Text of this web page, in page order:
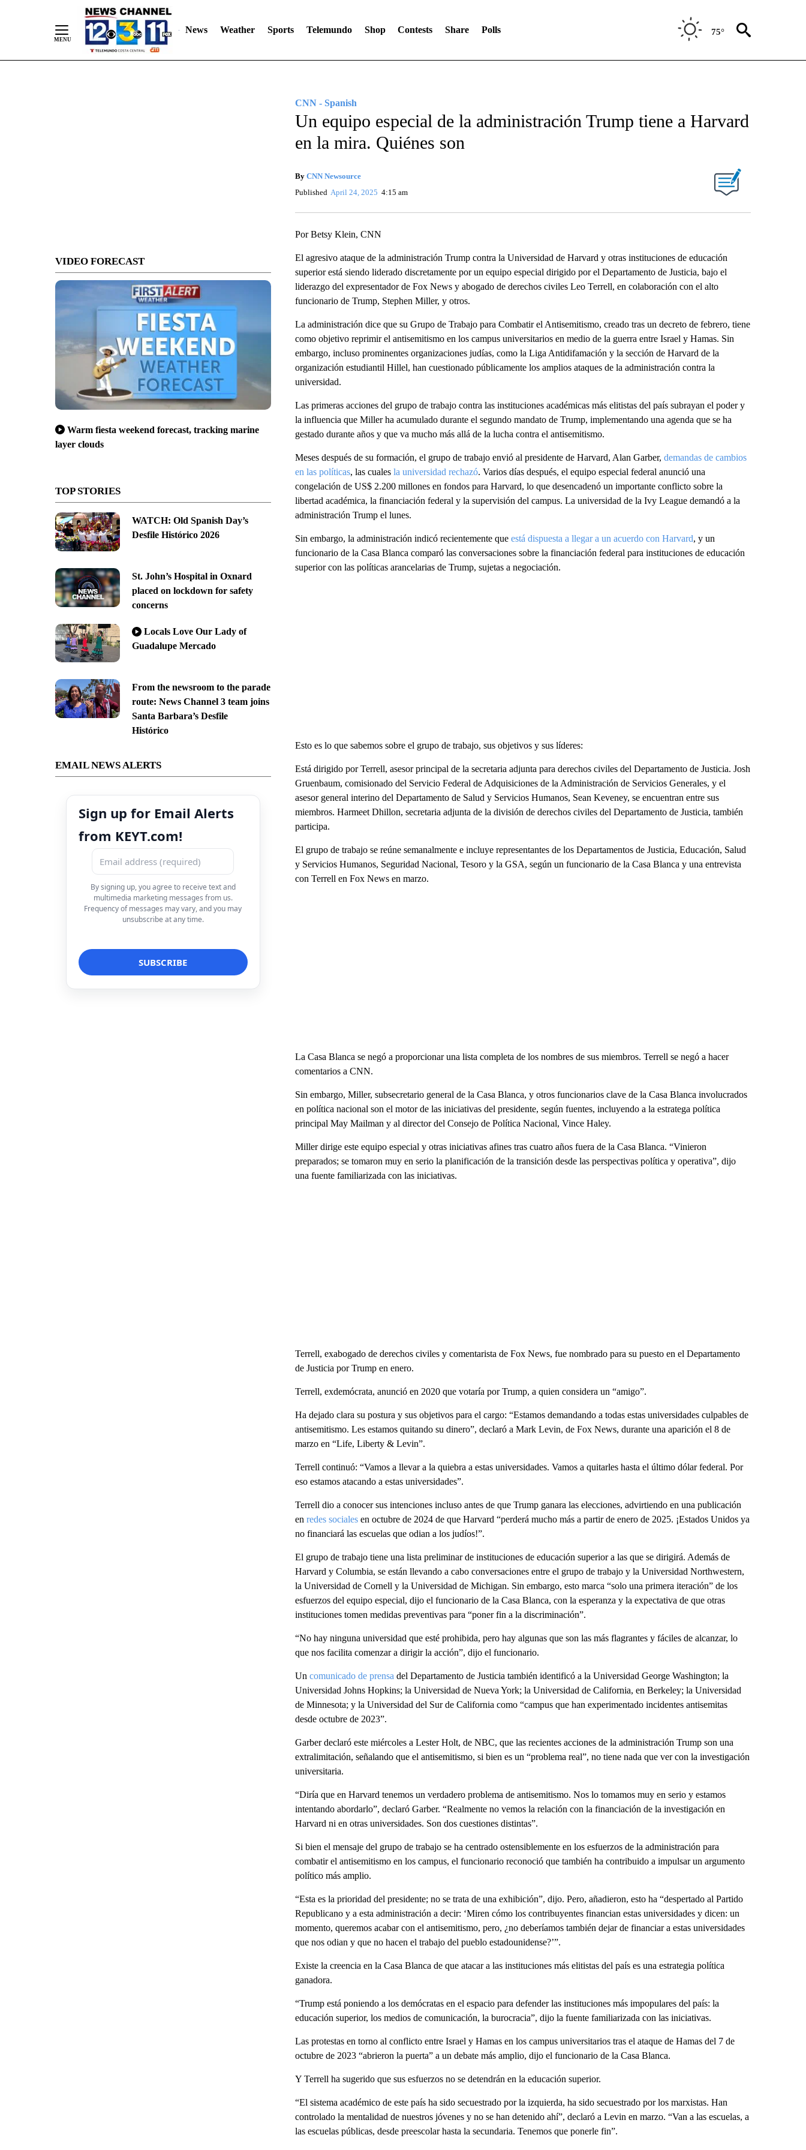
News Weather Sports Telemundo Shop Contests Share Polls 75°
VIDEO FORECAST
Warm fiesta weekend forecast, tracking marine
layer clouds
TOP STORIES
WATCH: Old Spanish Day’s
Desfile Histórico 2026
St. John’s Hospital in Oxnard
placed on lockdown for safety
concerns
Locals Love Our Lady of
Guadalupe Mercado
From the newsroom to the parade
route: News Channel 3 team joins
Santa Barbara’s Desfile
Histórico
EMAIL NEWS ALERTS
Sign up for Email Alerts
from KEYT.com!
By signing up, you agree to receive text and
multimedia marketing messages from us.
Frequency of messages may vary, and you may
unsubscribe at any time.
CNN - Spanish
Un equipo especial de la administración Trump tiene a Harvard
en la mira. Quiénes son
By CNN Newsource
Published April 24, 2025 4:15 am
Por Betsy Klein, CNN
El agresivo ataque de la administración Trump contra la Universidad de Harvard y otras instituciones de educación
superior está siendo liderado discretamente por un equipo especial dirigido por el Departamento de Justicia, bajo el
liderazgo del expresentador de Fox News y abogado de derechos civiles Leo Terrell, en colaboración con el alto
funcionario de Trump, Stephen Miller, y otros.
La administración dice que su Grupo de Trabajo para Combatir el Antisemitismo, creado tras un decreto de febrero, tiene
como objetivo reprimir el antisemitismo en los campus universitarios en medio de la guerra entre Israel y Hamas. Sin
embargo, incluso prominentes organizaciones judías, como la Liga Antidifamación y la sección de Harvard de la
organización estudiantil Hillel, han cuestionado públicamente los amplios ataques de la administración contra la
universidad.
Las primeras acciones del grupo de trabajo contra las instituciones académicas más elitistas del país subrayan el poder y
la influencia que Miller ha acumulado durante el segundo mandato de Trump, implementando una agenda que se ha
gestado durante años y que va mucho más allá de la lucha contra el antisemitismo.
Meses después de su formación, el grupo de trabajo envió al presidente de Harvard, Alan Garber, demandas de cambios
en las políticas, las cuales la universidad rechazó. Varios días después, el equipo especial federal anunció una
congelación de US$ 2.200 millones en fondos para Harvard, lo que desencadenó un importante conflicto sobre la
libertad académica, la financiación federal y la supervisión del campus. La universidad de la Ivy League demandó a la
administración Trump el lunes.
Sin embargo, la administración indicó recientemente queestá dispuesta a llegar a un acuerdo con Harvard, y un
funcionario de la Casa Blanca comparó las conversaciones sobre la financiación federal para instituciones de educación
superior con las políticas arancelarias de Trump, sujetas a negociación.
Esto es lo que sabemos sobre el grupo de trabajo, sus objetivos y sus líderes:
Está dirigido por Terrell, asesor principal de la secretaria adjunta para derechos civiles del Departamento de Justicia. Josh
Gruenbaum, comisionado del Servicio Federal de Adquisiciones de la Administración de Servicios Generales, y el
asesor general interino del Departamento de Salud y Servicios Humanos, Sean Keveney, se encuentran entre sus
miembros. Harmeet Dhillon, secretaria adjunta de la división de derechos civiles del Departamento de Justicia, también
participa.
El grupo de trabajo se reúne semanalmente e incluye representantes de los Departamentos de Justicia, Educación, Salud
y Servicios Humanos, Seguridad Nacional, Tesoro y la GSA, según un funcionario de la Casa Blanca y una entrevista
con Terrell en Fox News en marzo.
La Casa Blanca se negó a proporcionar una lista completa de los nombres de sus miembros. Terrell se negó a hacer
comentarios a CNN.
Sin embargo, Miller, subsecretario general de la Casa Blanca, y otros funcionarios clave de la Casa Blanca involucrados
en política nacional son el motor de las iniciativas del presidente, según fuentes, incluyendo a la estratega política
principal May Mailman y al director del Consejo de Política Nacional, Vince Haley.
Miller dirige este equipo especial y otras iniciativas afines tras cuatro años fuera de la Casa Blanca. “Vinieron
preparados; se tomaron muy en serio la planificación de la transición desde las perspectivas política y operativa”, dijo
una fuente familiarizada con las iniciativas.
Terrell, exabogado de derechos civiles y comentarista de Fox News, fue nombrado para su puesto en el Departamento
de Justicia por Trump en enero.
Terrell, exdemócrata, anunció en 2020 que votaría por Trump, a quien considera un “amigo”.
Ha dejado clara su postura y sus objetivos para el cargo: “Estamos demandando a todas estas universidades culpables de
antisemitismo. Les estamos quitando su dinero”, declaró a Mark Levin, de Fox News, durante una aparición el 8 de
marzo en “Life, Liberty & Levin”.
Terrell continuó: “Vamos a llevar a la quiebra a estas universidades. Vamos a quitarles hasta el último dólar federal. Por
eso estamos atacando a estas universidades”.
Terrell dio a conocer sus intenciones incluso antes de que Trump ganara las elecciones, advirtiendo en una publicación
en redes socialesen octubre de 2024 de que Harvard “perderá mucho más a partir de enero de 2025. ¡Estados Unidos ya
no financiará las escuelas que odian a los judíos!”.
El grupo de trabajo tiene una lista preliminar de instituciones de educación superior a las que se dirigirá. Además de
Harvard y Columbia, se están llevando a cabo conversaciones entre el grupo de trabajo y la Universidad Northwestern,
la Universidad de Cornell y la Universidad de Michigan. Sin embargo, esto marca “solo una primera iteración” de los
esfuerzos del equipo especial, dijo el funcionario de la Casa Blanca, con la esperanza y la expectativa de que otras
instituciones tomen medidas preventivas para “poner fin a la discriminación”.
“No hay ninguna universidad que esté prohibida, pero hay algunas que son las más flagrantes y fáciles de alcanzar, lo
que nos facilita comenzar a dirigir la acción”, dijo el funcionario.
Un comunicado de prensa del Departamento de Justicia también identificó a la Universidad George Washington; la
Universidad Johns Hopkins; la Universidad de Nueva York; la Universidad de California, en Berkeley; la Universidad
de Minnesota; y la Universidad del Sur de California como “campus que han experimentado incidentes antisemitas
desde octubre de 2023”.
Garber declaró este miércoles a Lester Holt, de NBC, que las recientes acciones de la administración Trump son una
extralimitación, señalando que el antisemitismo, si bien es un “problema real”, no tiene nada que ver con la investigación
universitaria.
“Diría que en Harvard tenemos un verdadero problema de antisemitismo. Nos lo tomamos muy en serio y estamos
intentando abordarlo”, declaró Garber. “Realmente no vemos la relación con la financiación de la investigación en
Harvard ni en otras universidades. Son dos cuestiones distintas”.
Si bien el mensaje del grupo de trabajo se ha centrado ostensiblemente en los esfuerzos de la administración para
combatir el antisemitismo en los campus, el funcionario reconoció que también ha contribuido a impulsar un argumento
político más amplio.
“Esta es la prioridad del presidente; no se trata de una exhibición”, dijo. Pero, añadieron, esto ha “despertado al Partido
Republicano y a esta administración a decir: ‘Miren cómo los contribuyentes financian estas universidades y dicen: un
momento, queremos acabar con el antisemitismo, pero, ¿no deberíamos también dejar de financiar a estas universidades
que nos odian y que no hacen el trabajo del pueblo estadounidense?’”.
Existe la creencia en la Casa Blanca de que atacar a las instituciones más elitistas del país es una estrategia política
ganadora.
“Trump está poniendo a los demócratas en el espacio para defender las instituciones más impopulares del país: la
educación superior, los medios de comunicación, la burocracia”, dijo la fuente familiarizada con las iniciativas.
Las protestas en torno al conflicto entre Israel y Hamas en los campus universitarios tras el ataque de Hamas del 7 de
octubre de 2023 “abrieron la puerta” a un debate más amplio, dijo el funcionario de la Casa Blanca.
Y Terrell ha sugerido que sus esfuerzos no se detendrán en la educación superior.
“El sistema académico de este país ha sido secuestrado por la izquierda, ha sido secuestrado por los marxistas. Han
controlado la mentalidad de nuestros jóvenes y no se han detenido ahí”, declaró a Levin en marzo. “Van a las escuelas, a
las escuelas públicas, desde preescolar hasta la secundaria. Tenemos que ponerle fin”.